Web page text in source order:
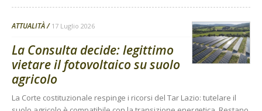
ATTUALITÀ 17 Luglio 2026
La Consulta decide: legittimo
vietare il fotovoltaico su suolo
agricolo
La Corte costituzionale respinge i ricorsi del Tar Lazio: tutelare il